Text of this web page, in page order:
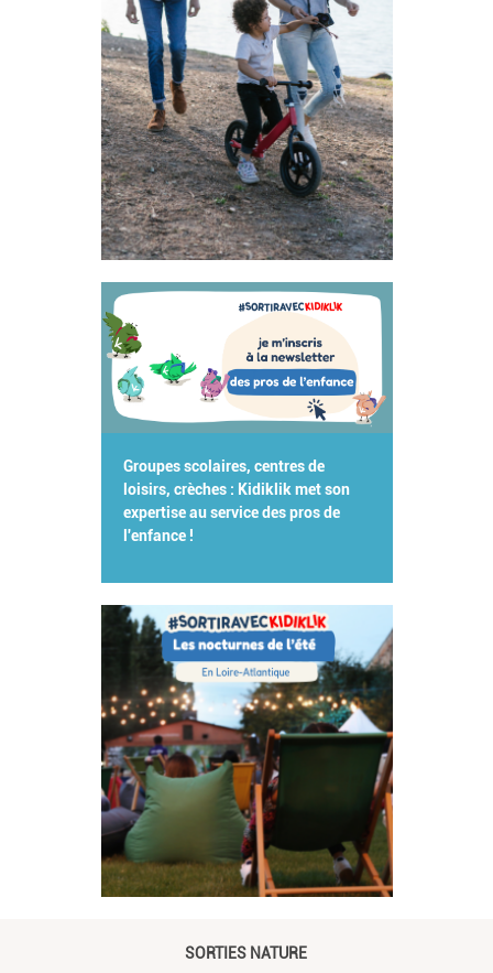
Groupes scolaires, centres de
loisirs, crèches : Kidiklik met son
expertise au service des pros de
l'enfance !
SORTIES NATURE